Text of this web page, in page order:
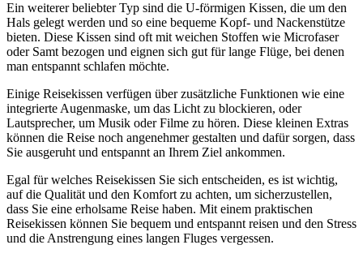
Ein weiterer beliebter Typ sind die U-förmigen Kissen, die um den
Hals gelegt werden und so eine bequeme Kopf- und Nackenstütze
bieten. Diese Kissen sind oft mit weichen Stoffen wie Microfaser
oder Samt bezogen und eignen sich gut für lange Flüge, bei denen
man entspannt schlafen möchte.
Einige Reisekissen verfügen über zusätzliche Funktionen wie eine
integrierte Augenmaske, um das Licht zu blockieren, oder
Lautsprecher, um Musik oder Filme zu hören. Diese kleinen Extras
können die Reise noch angenehmer gestalten und dafür sorgen, dass
Sie ausgeruht und entspannt an Ihrem Ziel ankommen.
Egal für welches Reisekissen Sie sich entscheiden, es ist wichtig,
auf die Qualität und den Komfort zu achten, um sicherzustellen,
dass Sie eine erholsame Reise haben. Mit einem praktischen
Reisekissen können Sie bequem und entspannt reisen und den Stress
und die Anstrengung eines langen Fluges vergessen.